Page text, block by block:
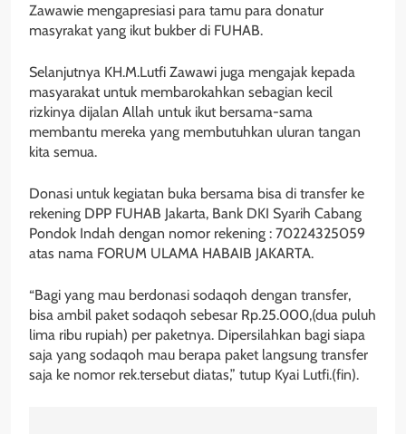
Zawawie mengapresiasi para tamu para donatur
masyrakat yang ikut bukber di FUHAB.
Selanjutnya KH.M.Lutfi Zawawi juga mengajak kepada
masyarakat untuk membarokahkan sebagian kecil
rizkinya dijalan Allah untuk ikut bersama-sama
membantu mereka yang membutuhkan uluran tangan
kita semua.
Donasi untuk kegiatan buka bersama bisa di transfer ke
rekening DPP FUHAB Jakarta, Bank DKI Syarih Cabang
Pondok Indah dengan nomor rekening : 70224325059
atas nama FORUM ULAMA HABAIB JAKARTA.
“Bagi yang mau berdonasi sodaqoh dengan transfer,
bisa ambil paket sodaqoh sebesar Rp.25.000,(dua puluh
lima ribu rupiah) per paketnya. Dipersilahkan bagi siapa
saja yang sodaqoh mau berapa paket langsung transfer
saja ke nomor rek.tersebut diatas,” tutup Kyai Lutfi.(fin).